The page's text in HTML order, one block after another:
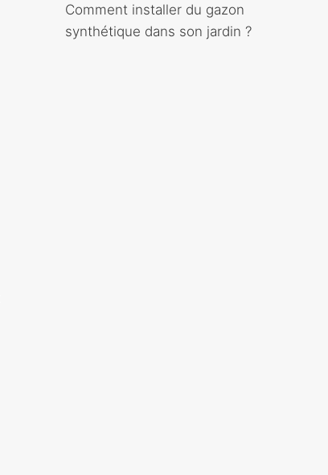
Comment installer du gazon
synthétique dans son jardin ?